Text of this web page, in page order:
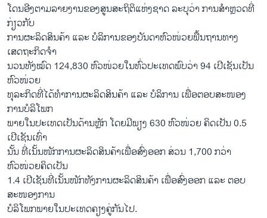
ໂດນອີງຕາມລາຍງານຂອງສູນສະຖິຕິແຫ່ງຊາດ ລະບຸວ່າ ການສຳຫຼວດທີ່
ກ່ຽວກັບ
ການຜະລິດສິນຄ້າ ແລະ ບໍລິການຂອງບັນດາຫົວໜ່ວຍພື້ນຖານທາງ
ເສດຖະກິດຈຳ
ນວນທັງໝົດ 124,830 ຫົວໜ່ວຍໃນທົ່ວປະເທດພົບວ່າ 94 ເປີເຊັນເປັນ
ຫົວໜ່ວຍ
ທຸລະກິດທີ່ໄດ້ທຳການຜະລິດສິນຄ້າ ແລະ ບໍລິການ ເພື່ອຕອບສະໜອງ
ການບໍລິໂພກ
ພາຍໃນປະເທດເປັນດ້ານຫຼັກ ໂດຍມີພຽງ 630 ຫົວໜ່ວຍ ຄິດເປັນ 0.5
ເປີເຊັນເທົ່າ
ນັ້ນ ທີ່ເນັ້ນໜັກການຜະລິດສິນຄ້າເພື່ອສົ່ງອອກ ສ່ວນ 1,700 ກວ່າ
ຫົວໜ່ວຍຄິດເປັນ
1.4 ເປີເຊັນທີ່ເນັ້ນໜັກທັງການຜະລິດສິນຄ້າ ເພື່ອສົ່ງອອກ ແລະ ຕອບ
ສະໜອງການ
ບໍລິໂພກພາຍໃນປະເທດຄຽງຄູ່ກັນໄປ.